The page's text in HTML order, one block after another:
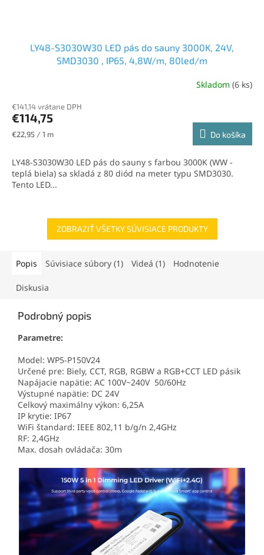
LY48-S3030W30 LED pás do sauny 3000K, 24V,
SMD3030 , IP65, 4,8W/m, 80led/m
Skladom (6 ks)
€141,14 vrátane DPH
€114,75
Jednotková
€22,95 / 1 m Do košíka
LY48-S3030W30 LED pás do sauny s farbou 3000K (WW -
teplá biela) sa skladá z 80 diód na meter typu SMD3030.
Tento LED...
ZOBRAZIŤ VŠETKY SÚVISIACE PRODUKTY
Popis Súvisiace súbory (1) Videá (1) Hodnotenie
Diskusia
Podrobný popis
Parametre:
Model: WP5-P150V24
Určené pre: Biely, CCT, RGB, RGBW a RGB+CCT LED pásik
Napájacie napätie: AC 100V~240V 50/60Hz
Výstupné napätie: DC 24V
Celkový maximálny výkon: 6,25A
IP krytie: IP67
WiFi štandard: IEEE 802,11 b/g/n 2,4GHz
RF: 2,4GHz
Max. dosah ovládača: 30m